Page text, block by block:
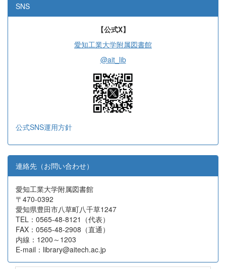
SNS
【公式X】
愛知工業大学附属図書館
@ait_lib
公式SNS運用方針
連絡先（お問い合わせ）
愛知工業大学附属図書館
〒470-0392
愛知県豊田市八草町八千草1247
TEL：0565-48-8121（代表）
FAX：0565-48-2908（直通）
内線：1200～1203
E-mail：library@aitech.ac.jp